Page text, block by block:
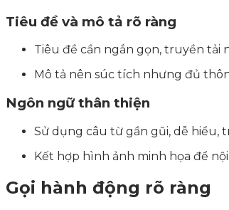
Tiêu đề và mô tả rõ ràng
Tiêu đề cần ngắn gọn, truyền tải
Mô tả nên súc tích nhưng đủ
Ngôn ngữ thân thiện
Sử dụng câu từ gần gũi, dễ
Kết hợp hình ảnh minh họa để
Gọi hành động rõ ràng